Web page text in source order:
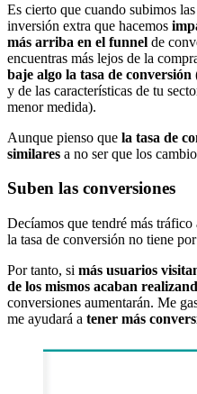
Es cierto que cuando subimos
inversión extra que hacemos
más arriba en el funnel de
encuentras más lejos de la
baje algo la tasa de conversión
y de las características de tu
menor medida).
Aunque pienso que la tasa de
similares a no ser que los
Suben las conversiones
Decíamos que tendré más
la tasa de conversión no tiene
Por tanto, si más usuarios
de los mismos acaban
conversiones aumentarán. Me
me ayudará a tener más